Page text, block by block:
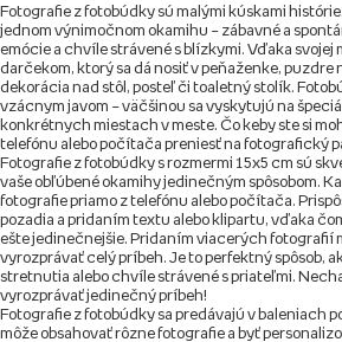
Fotografie z fotobúdky sú malými kúskami
jednom výnimočnom okamihu – zábavné a
emócie a chvíle strávené s blízkymi. Vďaka svojej
darčekom, ktorý sa dá nosiť v peňaženke, puzdre
dekorácia nad stôl, posteľ či toaletný stolík.
vzácnym javom – väčšinou sa vyskytujú na
konkrétnych miestach v meste. Čo keby ste si
telefónu alebo počítača preniesť na fotografický
Fotografie z fotobúdky s rozmermi 15x5 cm sú
vaše obľúbené okamihy jedinečným spôsobom.
fotografie priamo z telefónu alebo počítača.
pozadia a pridaním textu alebo klipartu, vďaka
ešte jedinečnejšie. Pridaním viacerých fotografií
vyrozprávať celý príbeh. Je to perfektný spôsob,
stretnutia alebo chvíle strávené s priateľmi.
vyrozprávať jedinečný príbeh!
Fotografie z fotobúdky sa predávajú v baleniach
môže obsahovať rôzne fotografie a byť